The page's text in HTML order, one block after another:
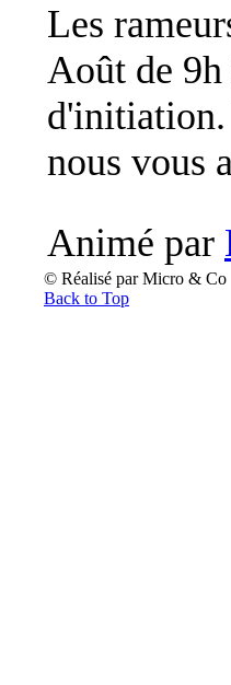
Les
Août de
d'initiation.
nous vous
Animé par
© Réalisé par Micro & Co
Back to Top